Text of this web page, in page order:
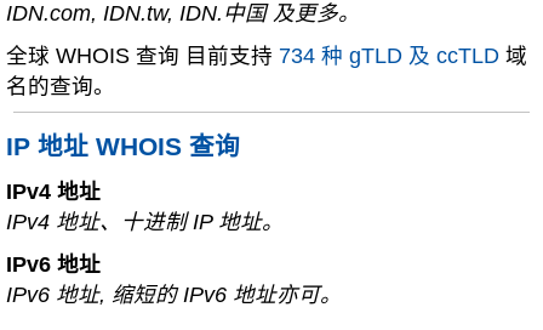
IDN.com, IDN.tw, IDN.中国 及更多。
全球 WHOIS 查询 目前支持 734 种 gTLD 及 ccTLD 域
名的查询。
IP 地址 WHOIS 查询
IPv4 地址
IPv4 地址、十进制 IP 地址。
IPv6 地址
IPv6 地址, 缩短的 IPv6 地址亦可。